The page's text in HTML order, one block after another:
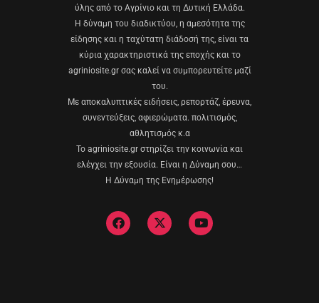
ύλης από το Αγρίνιο και τη Δυτική Ελλάδα.
Η δύναμη του διαδικτύου, η αμεσότητα της
είδησης και η ταχύτατη διάδοσή της, είναι τα
κύρια χαρακτηριστικά της εποχής και το
agriniosite.gr σας καλεί να συμπορευτείτε μαζί
του.
Με αποκαλυπτικές ειδήσεις, ρεπορτάζ, έρευνα,
συνεντεύξεις, αφιερώματα. πολιτισμός,
αθλητισμός κ.α
Το agriniosite.gr στηρίζει την κοινωνία και
ελέγχει την εξουσία. Είναι η Δύναμη σου…
Η Δύναμη της Ενημέρωσης!